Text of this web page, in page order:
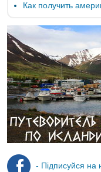
Как получить
- Підписуйся на